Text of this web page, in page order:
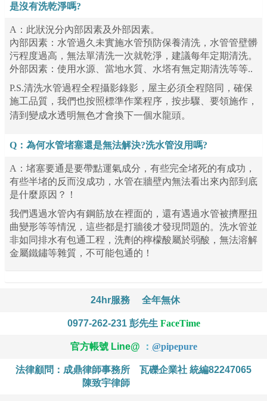
是沒有洗乾淨嗎?
A：此狀況分內部因素及外部因素。
內部因素：水管過久未實施水管預防保養清洗，水管管壁髒
污程度過高，無法單清洗一次就乾淨，建議每年定期清洗。
外部因素：使用水源、當地水質、水塔有無定期清洗等等..
P.S.清洗水管過程全程攝影錄影，屋主必須全程陪同，確保
施工品質，我們也按照標準作業程序，按步驟、要領施作，
清到變成水透明無色才會換下一個水龍頭。
Q：為何水管堵塞還是無法解決?洗水管沒用嗎?
A：堵塞要通是要帶點運氣成分，有些完全堵死的有成功，
有些半堵的反而沒成功，水管在牆壁內無法看出來內部到底
是什麼原因？！
我們遇過水管內有鋼筋放在裡面的，還有遇過水管被擠壓扭
曲變形等等情況，這些都是打牆後才發現問題的。洗水管並
非如同排水有包通工程，洗劑的檸檬酸屬於弱酸，無法溶解
金屬鐵鏽等雜質，不可能包通的！
24hr服務 全年無休
0977-262-231 彭先生 FaceTime
官方帳號 Line@ ： @pipepure
法律顧問：成鼎律師事務所
陳致宇律師
瓦礫企業社 統編82247065